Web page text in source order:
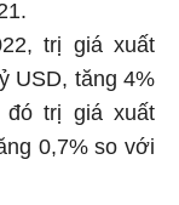
trị giá xuất
USD, tăng 4%
đó trị giá xuất
0,7% so với